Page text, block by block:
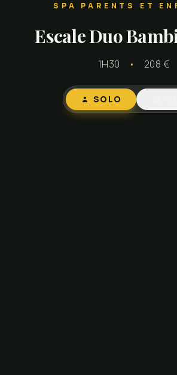
SPA PARENTS ET
Escale Duo
1H30 • 208 €
SOLO